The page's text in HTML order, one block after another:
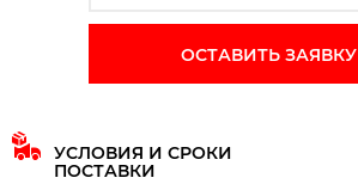
ОСТАВИТЬ ЗАЯВКУ
УСЛОВИЯ И СРОКИ
ПОСТАВКИ